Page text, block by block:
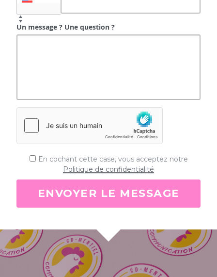
Un message ? Une question ?
En cochant cette case, vous acceptez notre
Politique de confidentialité
ENVOYER LE MESSAGE